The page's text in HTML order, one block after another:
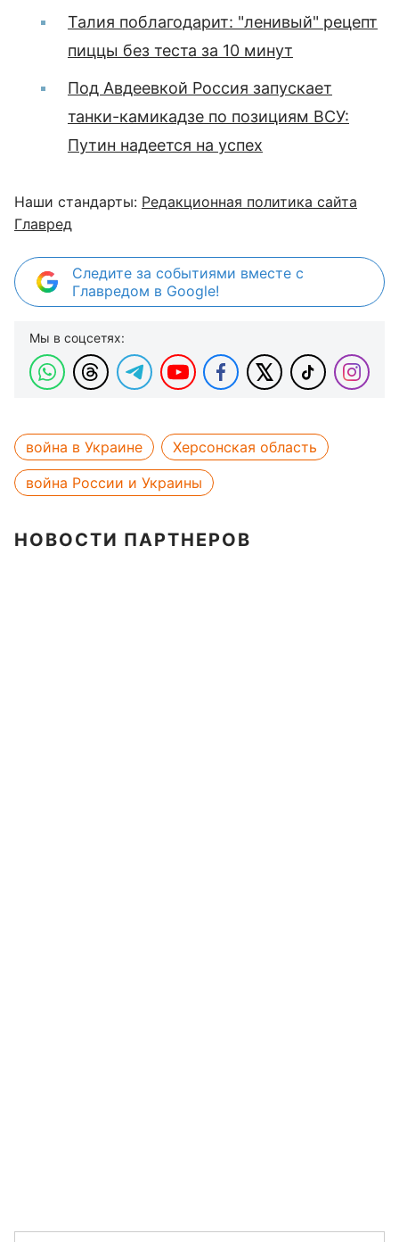
Талия поблагодарит: "ленивый" рецепт
пиццы без теста за 10 минут
Под Авдеевкой Россия запускает
танки-камикадзе по позициям ВСУ:
Путин надеется на успех
Наши стандарты: Редакционная политика сайта
Главред
Следите за событиями вместе с
Главредом в Google!
Мы в соцсетях:
война в Украине
Херсонская область
война России и Украины
НОВОСТИ ПАРТНЕРОВ